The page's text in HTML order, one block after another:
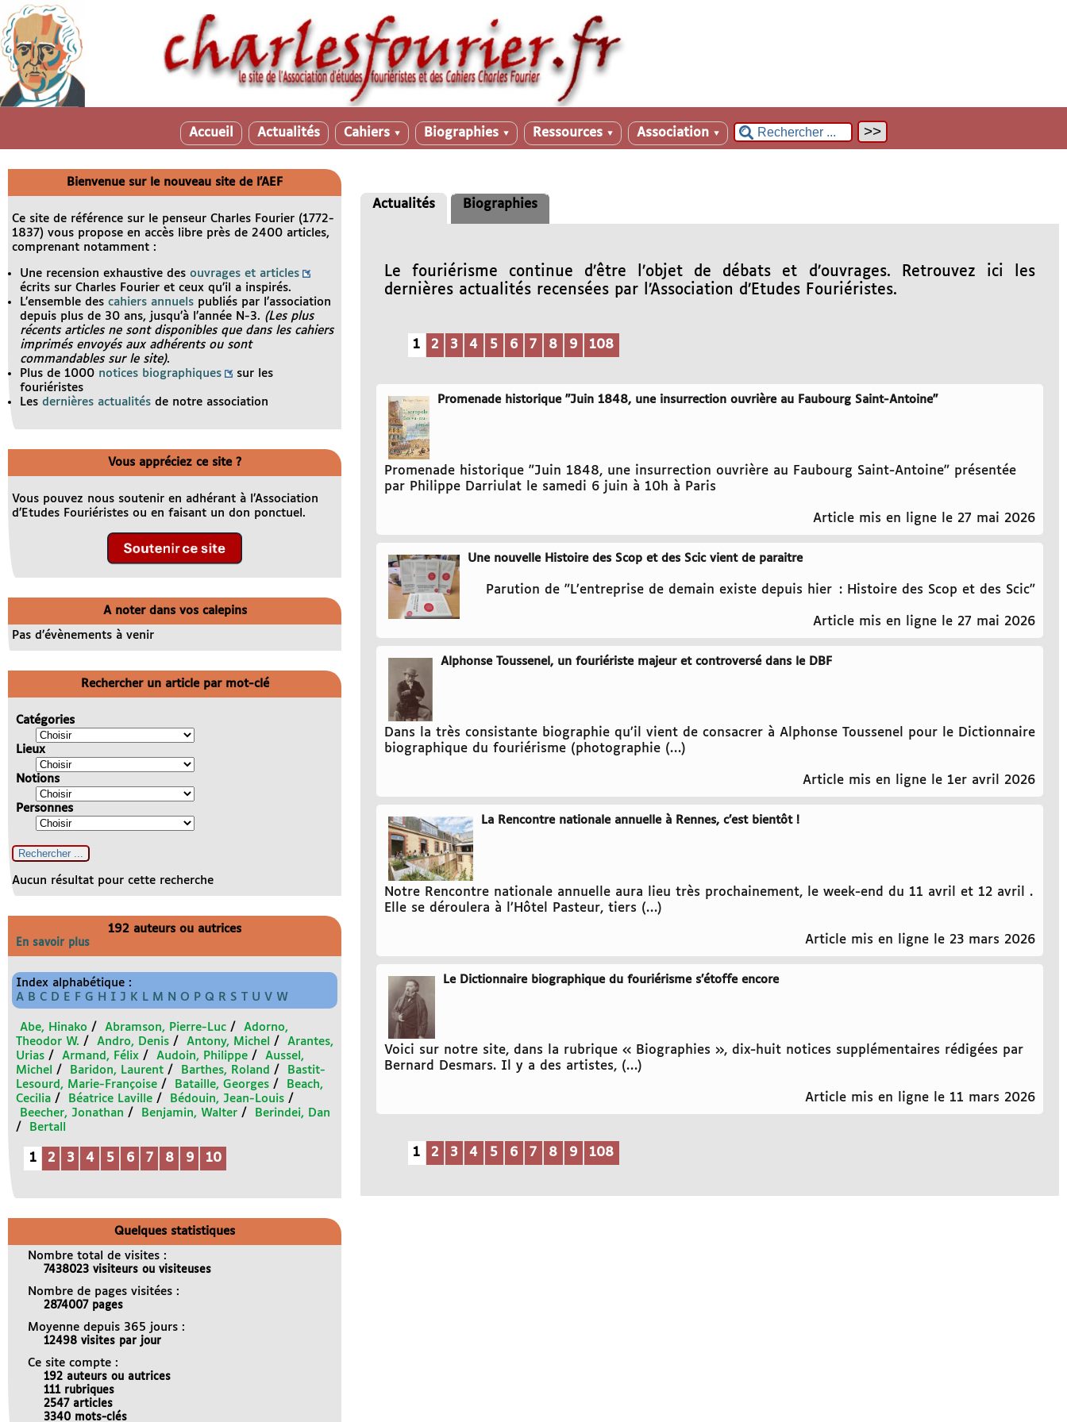
Accueil Actualités Cahiers ▼ Biographies ▼ Ressources ▼ Association ▼
Actualités Biographies
Le fouriérisme continue d’être l’objet de débats et d’ouvrages. Retrouvez ici les
dernières actualités recensées par l’Association d’Etudes Fouriéristes.
1 2 3 4 5 6 7 8 9 108
Promenade historique "Juin 1848, une insurrection ouvrière au Faubourg Saint-Antoine"
Promenade historique "Juin 1848, une insurrection ouvrière au Faubourg Saint-Antoine" présentée
par Philippe Darriulat le samedi 6 juin à 10h à Paris
Article mis en ligne le 27 mai 2026
Une nouvelle Histoire des Scop et des Scic vient de paraitre
Parution de "L’entreprise de demain existe depuis hier : Histoire des Scop et des Scic"
Article mis en ligne le 27 mai 2026
Alphonse Toussenel, un fouriériste majeur et controversé dans le DBF
Dans la très consistante biographie qu’il vient de consacrer à Alphonse Toussenel pour le Dictionnaire
biographique du fouriérisme (photographie (…)
Article mis en ligne le 1er avril 2026
La Rencontre nationale annuelle à Rennes, c’est bientôt !
Notre Rencontre nationale annuelle aura lieu très prochainement, le week-end du 11 avril et 12 avril .
Elle se déroulera à l’Hôtel Pasteur, tiers (…)
Article mis en ligne le 23 mars 2026
Le Dictionnaire biographique du fouriérisme s’étoffe encore
Voici sur notre site, dans la rubrique « Biographies », dix-huit notices supplémentaires rédigées par
Bernard Desmars. Il y a des artistes, (…)
Article mis en ligne le 11 mars 2026
1 2 3 4 5 6 7 8 9 108
Bienvenue sur le nouveau site de l’AEF
Ce site de référence sur le penseur Charles Fourier (1772-
1837) vous propose en accès libre près de 2400 articles,
comprenant notamment :
Une recension exhaustive des ouvrages et articles
écrits sur Charles Fourier et ceux qu’il a inspirés.
L’ensemble des cahiers annuels publiés par l’association
depuis plus de 30 ans, jusqu’à l’année N-3. (Les plus
récents articles ne sont disponibles que dans les cahiers
imprimés envoyés aux adhérents ou sont
commandables sur le site).
Plus de 1000 notices biographiques
sur les
fouriéristes
Les dernières actualités de notre association
Vous appréciez ce site ?
Vous pouvez nous soutenir en adhérant à l’Association
d’Etudes Fouriéristes ou en faisant un don ponctuel.
A noter dans vos calepins
Pas d’évènements à venir
Rechercher un article par mot-clé
Catégories
Lieux
Notions
Personnes
Aucun résultat pour cette recherche
192 auteurs ou autrices
En savoir plus
Index alphabétique :
A B C D E F G H I J K L M N O P Q R S T U V W
Abe, Hinako / Abramson, Pierre-Luc /
Adorno,
Theodor W. / Andro, Denis / Antony, Michel /
Arantes,
Urias / Armand, Félix / Audoin, Philippe /
Aussel,
Michel
/ Baridon, Laurent / Barthes, Roland /
Bastit-
Lesourd, Marie-Françoise / Bataille, Georges /
Beach,
Cecilia / Béatrice Laville / Bédouin, Jean-Louis /
Beecher, Jonathan / Benjamin, Walter /
Berindei, Dan
/
Bertall
1 2 3 4 5 6 7 8 9 10
Quelques statistiques
Nombre total de visites :
7438023 visiteurs ou visiteuses
Nombre de pages visitées :
2874007 pages
Moyenne depuis 365 jours :
12498 visites par jour
Ce site compte :
192 auteurs ou autrices
111 rubriques
2547 articles
3340 mots-clés